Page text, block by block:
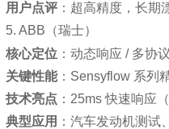
用户点评 ：超高精度，长
5. ABB（瑞士）
核心定位 ：动态响应 / 多协
关键性能：Sensyflow 系列
技术亮点 ：25ms 快速响应
典型应用 ：汽车发动机测